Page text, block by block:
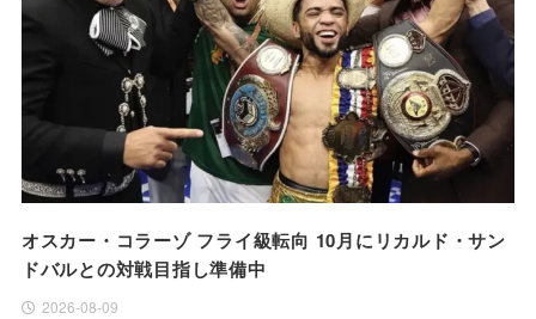
オスカー・コラーゾ フライ級転向 10月にリカルド・サン
ドバルとの対戦目指し準備中
2026-08-09